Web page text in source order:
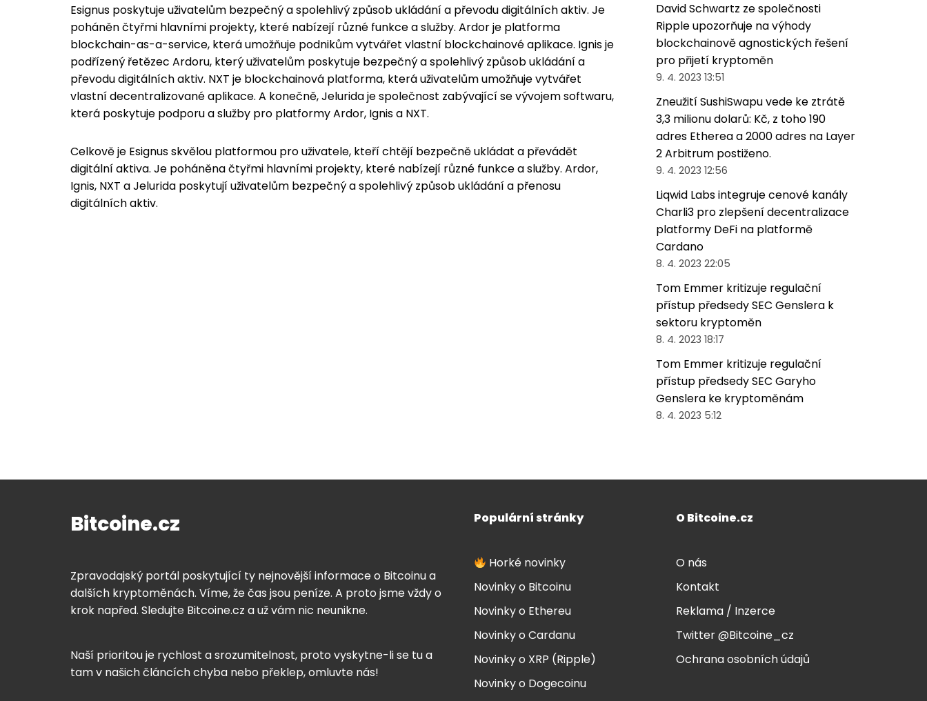
Esignus poskytuje uživatelům bezpečný a spolehlivý způsob ukládání a převodu digitálních aktiv. Je
poháněn čtyřmi hlavními projekty, které nabízejí různé funkce a služby. Ardor je platforma
blockchain-as-a-service, která umožňuje podnikům vytvářet vlastní blockchainové aplikace. Ignis je
podřízený řetězec Ardoru, který uživatelům poskytuje bezpečný a spolehlivý způsob ukládání a
převodu digitálních aktiv. NXT je blockchainová platforma, která uživatelům umožňuje vytvářet
vlastní decentralizované aplikace. A konečně, Jelurida je společnost zabývající se vývojem softwaru,
která poskytuje podporu a služby pro platformy Ardor, Ignis a NXT.
Celkově je Esignus skvělou platformou pro uživatele, kteří chtějí bezpečně ukládat a převádět
digitální aktiva. Je poháněna čtyřmi hlavními projekty, které nabízejí různé funkce a služby. Ardor,
Ignis, NXT a Jelurida poskytují uživatelům bezpečný a spolehlivý způsob ukládání a přenosu
digitálních aktiv.
David Schwartz ze společnosti
Ripple upozorňuje na výhody
blockchainově agnostických řešení
pro přijetí kryptoměn
9. 4. 2023 13:51
Zneužití SushiSwapu vede ke ztrátě
3,3 milionu dolarů: Kč, z toho 190
adres Etherea a 2000 adres na Layer
2 Arbitrum postiženo.
9. 4. 2023 12:56
Liqwid Labs integruje cenové kanály
Charli3 pro zlepšení decentralizace
platformy DeFi na platformě
Cardano
8. 4. 2023 22:05
Tom Emmer kritizuje regulační
přístup předsedy SEC Genslera k
sektoru kryptoměn
8. 4. 2023 18:17
Tom Emmer kritizuje regulační
přístup předsedy SEC Garyho
Genslera ke kryptoměnám
8. 4. 2023 5:12
Bitcoine.cz
Zpravodajský portál poskytující ty nejnovější informace o Bitcoinu a
dalších kryptoměnách. Víme, že čas jsou peníze. A proto jsme vždy o
krok napřed. Sledujte Bitcoine.cz a už vám nic neunikne.
Naší prioritou je rychlost a srozumitelnost, proto vyskytne-li se tu a
tam v našich článcích chyba nebo překlep, omluvte nás!
Populární stránky
Horké novinky
Novinky o Bitcoinu
Novinky o Ethereu
Novinky o Cardanu
Novinky o XRP (Ripple)
Novinky o Dogecoinu
O Bitcoine.cz
O nás
Kontakt
Reklama / Inzerce
Twitter @Bitcoine_cz
Ochrana osobních údajů